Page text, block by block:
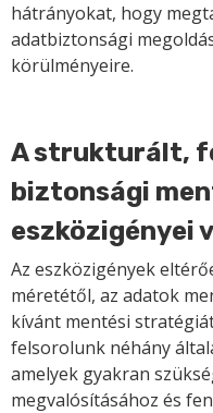
hátrányokat, hogy
adatbiztonsági
körülményeire.
A strukturált,
biztonsági
eszközigényei
Az eszközigények
méretétől, az adatok
kívánt mentési
felsorolunk néhány
amelyek gyakran
megvalósításához és